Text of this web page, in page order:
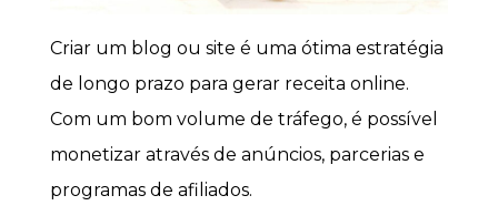
Criar um blog ou site é uma ótima estratégia
de longo prazo para gerar receita online.
Com um bom volume de tráfego, é possível
monetizar através de anúncios, parcerias e
programas de afiliados.